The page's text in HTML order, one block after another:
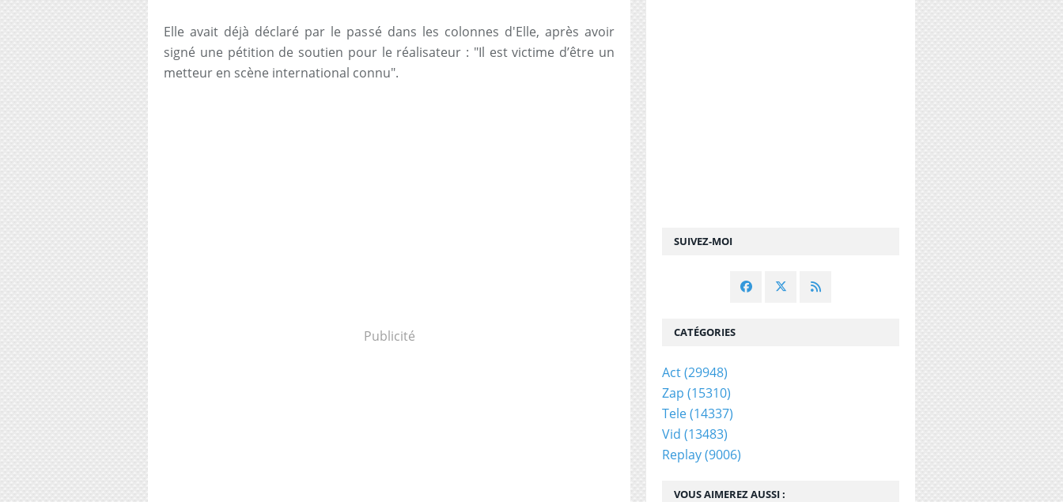
Elle avait déjà déclaré par le passé dans les colonnes d'Elle, après avoir
signé une pétition de soutien pour le réalisateur : "Il est victime d’être un
metteur en scène international connu".
Publicité
SUIVEZ-MOI
VOUS AIMEREZ AUSSI :
CATÉGORIES
Act(29948)
Zap (15310)
Tele(14337)
Vid (13483)
Replay(9006)